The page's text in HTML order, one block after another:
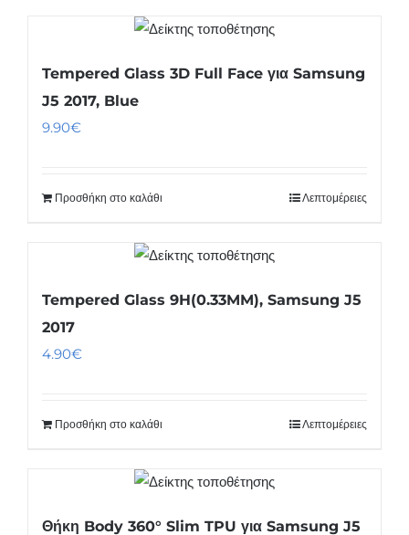
Tempered Glass 3D Full Face για Samsung
J5 2017, Blue
9.90€
Προσθήκη στο καλάθι Λεπτομέρειες
Tempered Glass 9H(0.33MM), Samsung J5
2017
4.90€
Προσθήκη στο καλάθι Λεπτομέρειες
Θήκη Body 360° Slim TPU για Samsung J5